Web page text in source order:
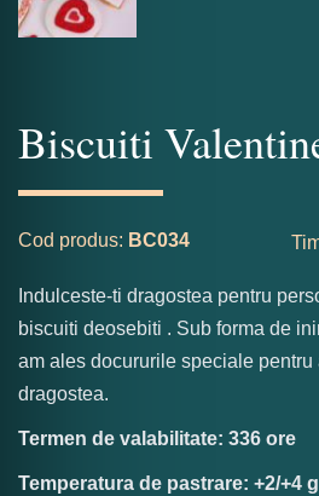
Biscuiti
Cod produs: BC034
Indulceste-ti dragostea pentru
biscuiti deosebiti . Sub forma de
am ales docururile speciale pentru
dragostea.
Termen de valabilitate: 336 ore
Temperatura de pastrare: +2/+4